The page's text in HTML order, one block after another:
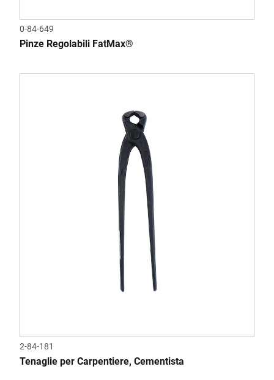
0-84-649
Pinze Regolabili FatMax®
2-84-181
Tenaglie per Carpentiere, Cementista